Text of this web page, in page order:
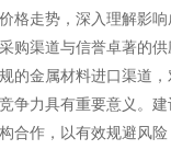
格走势，深入理解影
购渠道与信誉卓著的
的金属材料进口渠道
争力具有重要意义。
合作，以有效规避风险